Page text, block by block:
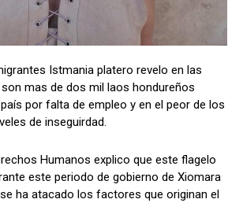
Comparta
X WhatsApp
Comparta
X WhatsApp
Istmania platero revelo en las
mas de dos mil laos hondureños
por falta de empleo y en el peor de los
de inseguirdad.
Humanos explico que este flagelo
este periodo de gobierno de Xiomara
ha atacado los factores que originan el